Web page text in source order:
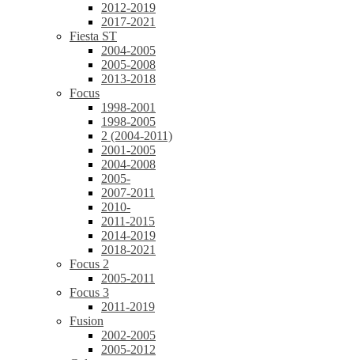
2012-2019
2017-2021
Fiesta ST
2004-2005
2005-2008
2013-2018
Focus
1998-2001
1998-2005
2 (2004-2011)
2001-2005
2004-2008
2005-
2007-2011
2010-
2011-2015
2014-2019
2018-2021
Focus 2
2005-2011
Focus 3
2011-2019
Fusion
2002-2005
2005-2012